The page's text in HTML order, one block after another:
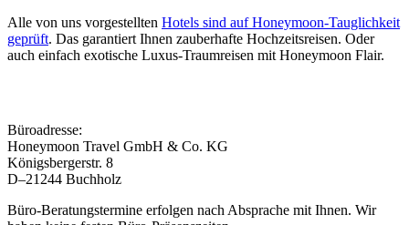
Alle von uns vorgestellten Hotels sind auf Honeymoon-Tauglichkeit
geprüft. Das garantiert Ihnen zauberhafte Hochzeitsreisen. Oder
auch einfach exotische Luxus-Traumreisen mit Honeymoon Flair.
Büroadresse:
Honeymoon Travel GmbH & Co. KG
Königsbergerstr. 8
D–21244 Buchholz
Büro-Beratungstermine erfolgen nach Absprache mit Ihnen. Wir